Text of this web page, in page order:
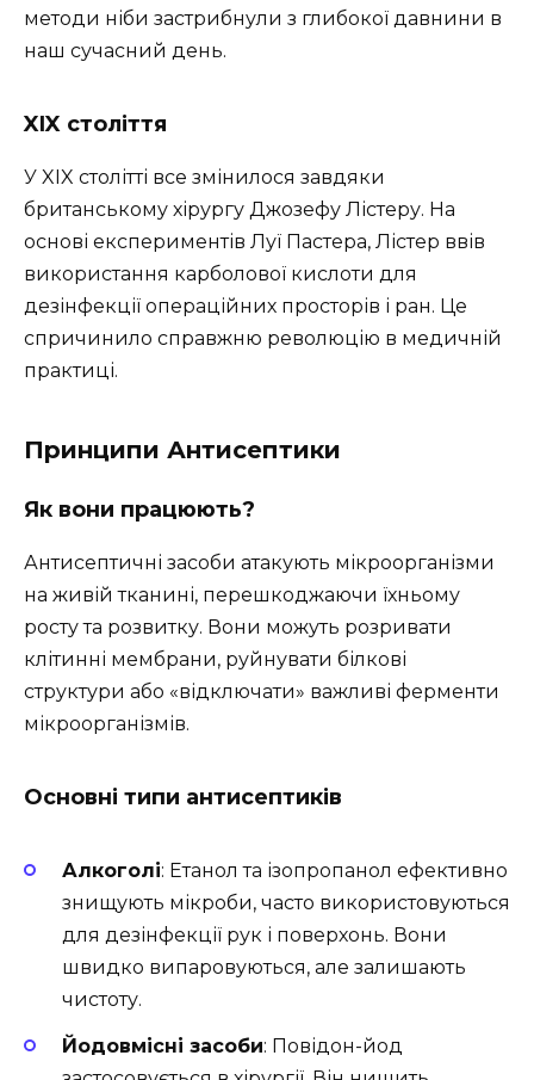
методи ніби застрибнули з глибокої давнини в
наш сучасний день.
XIX століття
У XIX столітті все змінилося завдяки
британському хірургу Джозефу Лістеру. На
основі експериментів Луї Пастера, Лістер ввів
використання карболової кислоти для
дезінфекції операційних просторів і ран. Це
спричинило справжню революцію в медичній
практиці.
Принципи Антисептики
Як вони працюють?
Антисептичні засоби атакують мікроорганізми
на живій тканині, перешкоджаючи їхньому
росту та розвитку. Вони можуть розривати
клітинні мембрани, руйнувати білкові
структури або «відключати» важливі ферменти
мікроорганізмів.
Основні типи антисептиків
Алкоголі: Етанол та ізопропанол ефективно
знищують мікроби, часто використовуються
для дезінфекції рук і поверхонь. Вони
швидко випаровуються, але залишають
чистоту.
Йодовмісні засоби: Повідон-йод